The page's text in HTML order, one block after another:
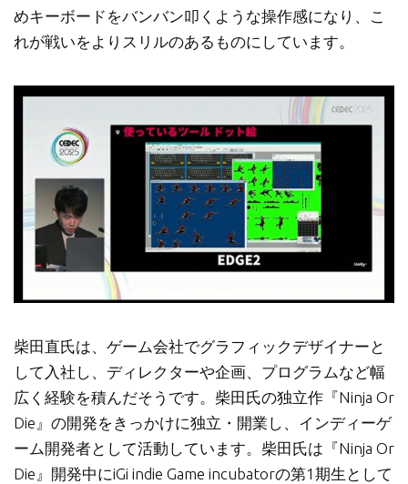
めキーボードをバンバン叩くような操作感になり、こ
れが戦いをよりスリルのあるものにしています。
柴田直氏は、ゲーム会社でグラフィックデザイナーと
して入社し、ディレクターや企画、プログラムなど幅
広く経験を積んだそうです。柴田氏の独立作『Ninja Or
Die』の開発をきっかけに独立・開業し、インディーゲ
ーム開発者として活動しています。柴田氏は『Ninja Or
Die』開発中にiGi indie Game incubatorの第1期生として